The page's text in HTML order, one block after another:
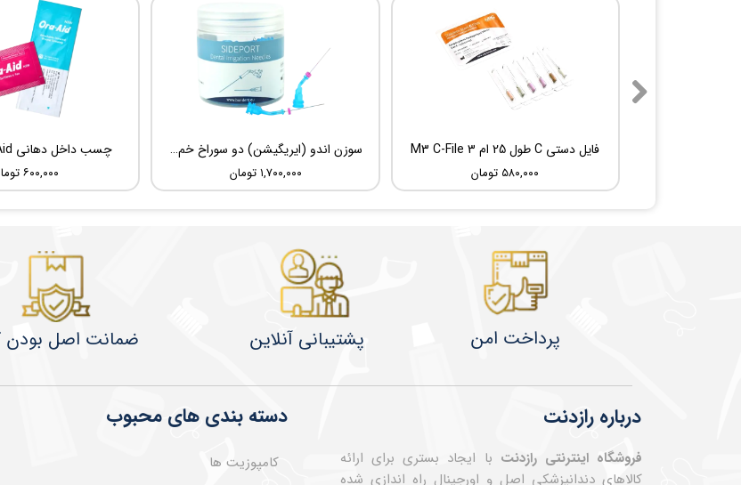
چسب داخل دهانی TBM Ora-Aid
۶۰۰,۰۰۰ تومان
سوزن اندو (ایریگیشن) دو سوراخ خم شونده UDG Sideport
۱,۷۰۰,۰۰۰ تومان
فایل دستی C طول 25 ام 3 M3 C-File
۵۸۰,۰۰۰ تومان
درباره رازدنت
فروشگاه اینترنتی رازدنت با ایجاد بستری برای ارائه
کالاهای دندانپزشکی اصل و اورجینال راه اندازی شده
دسته بندی های محبوب
کامپوزیت ها
ضمانت اصل بودن پشتیبانی آنلاین پرداخت امن